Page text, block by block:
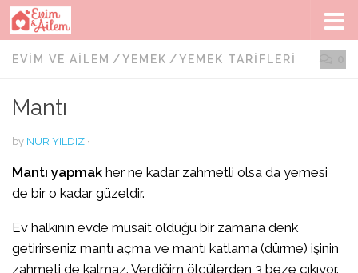
Skip to content
EVIM VE AILEM /YEMEK /YEMEK TARIFLERI
Mantı
by NUR YILDIZ ·
Mantı yapmak her ne kadar zahmetli olsa da yemesi
de bir o kadar güzeldir.
Ev halkının evde müsait olduğu bir zamana denk
getirirseniz mantı açma ve mantı katlama (dürme) işinin
zahmeti de kalmaz. Verdiğim ölçülerden 3 beze çıkıyor.